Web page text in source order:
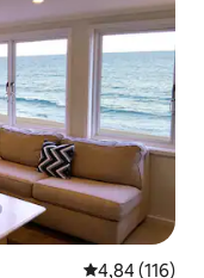
Keskmine
4,84 (116)